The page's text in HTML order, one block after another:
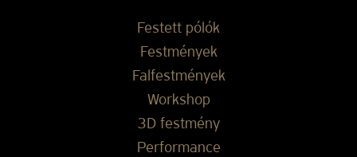
Festett pólók
Festmények
Falfestmények
Workshop
3D festmény
Performance